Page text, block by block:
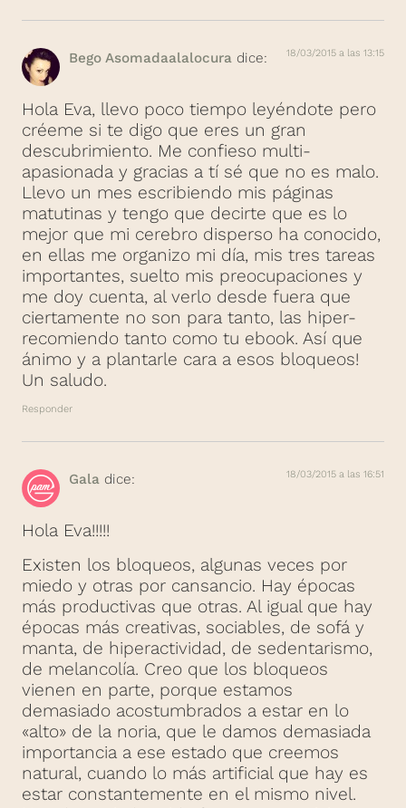
Bego Asomadaalalocura dice: 18/03/2015 a las 13:15
Hola Eva, llevo poco tiempo leyéndote pero
créeme si te digo que eres un gran
descubrimiento. Me confieso multi-
apasionada y gracias a tí sé que no es malo.
Llevo un mes escribiendo mis páginas
matutinas y tengo que decirte que es lo
mejor que mi cerebro disperso ha conocido,
en ellas me organizo mi día, mis tres tareas
importantes, suelto mis preocupaciones y
me doy cuenta, al verlo desde fuera que
ciertamente no son para tanto, las hiper-
recomiendo tanto como tu ebook. Así que
ánimo y a plantarle cara a esos bloqueos!
Un saludo.
Responder
Gala dice: 18/03/2015 a las 16:51
Hola Eva!!!!!
Existen los bloqueos, algunas veces por
miedo y otras por cansancio. Hay épocas
más productivas que otras. Al igual que hay
épocas más creativas, sociables, de sofá y
manta, de hiperactividad, de sedentarismo,
de melancolía. Creo que los bloqueos
vienen en parte, porque estamos
demasiado acostumbrados a estar en lo
«alto» de la noria, que le damos demasiada
importancia a ese estado que creemos
natural, cuando lo más artificial que hay es
estar constantemente en el mismo nivel.